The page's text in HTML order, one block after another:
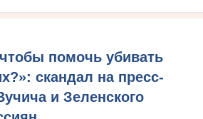
помочь убивать
скандал на пресс-
и Зеленского